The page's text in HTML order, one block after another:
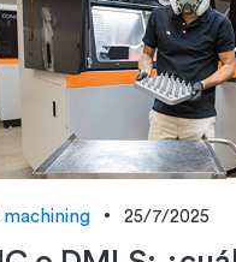
machining 25/7/2025